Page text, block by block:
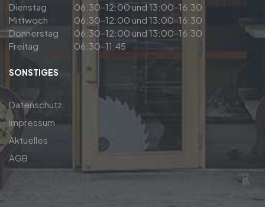
Dienstag
06:30–12:00 und 13:00–16:30
Mittwoch
06:30–12:00 und 13:00–16:30
Donnerstag
06:30–12:00 und 13:00–16:30
Freitag
06:30–11:45
SONSTIGES
Datenschutz
Impressum
Aktuelles
AGB